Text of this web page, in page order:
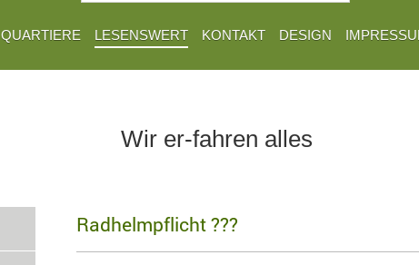
QUARTIERE LESENSWERT KONTAKT DESIGN
Wir er-fahren alles
Radhelmpflicht ???